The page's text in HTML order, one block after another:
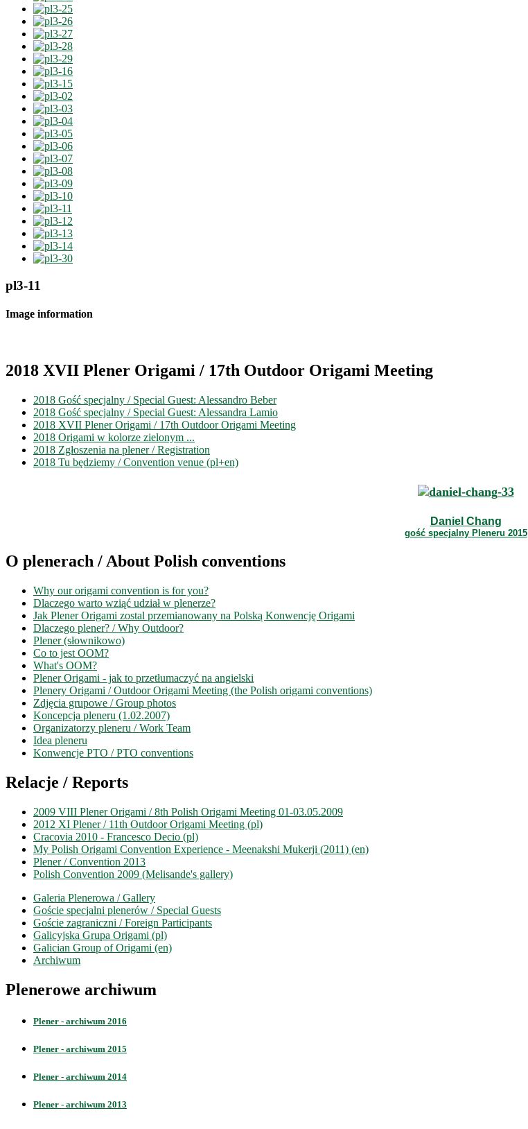
pl3-11
Image information
2018 XVII Plener Origami / 17th Outdoor Origami Meeting
2018 Gość specjalny / Special Guest: Alessandro Beber
2018 Gość specjalny / Special Guest: Alessandra Lamio
2018 XVII Plener Origami / 17th Outdoor Origami Meeting
2018 Origami w kolorze zielonym ...
2018 Zgłoszenia na plener / Registration
2018 Tu będziemy / Convention venue (pl+en)
Daniel Chang
gość specjalny Pleneru 2015
O plenerach / About Polish conventions
Why our origami convention is for you?
Dlaczego warto wziąć udział w plenerze?
Jak Plener Origami zostal przemianowany na Polską Konwencję Origami
Dlaczego plener? / Why Outdoor?
Plener (słownikowo)
Co to jest OOM?
What's OOM?
Plener Origami - jak to przetłumaczyć na angielski
Plenery Origami / Outdoor Origami Meeting (the Polish origami conventions)
Zdjęcia grupowe / Group photos
Koncepcja pleneru (1.02.2007)
Organizatorzy pleneru / Work Team
Idea pleneru
Konwencje PTO / PTO conventions
Relacje / Reports
2009 VIII Plener Origami / 8th Polish Origami Meeting 01-03.05.2009
2012 XI Plener / 11th Outdoor Origami Meeting (pl)
Cracovia 2010 - Francesco Decio (pl)
My Polish Origami Convention Experience - Meenakshi Mukerji (2011) (en)
Plener / Convention 2013
Polish Convention 2009 (Melisande's gallery)
Galeria Plenerowa / Gallery
Goście specjalni plenerów / Special Guests
Goście zagraniczni / Foreign Participants
Galicyjska Grupa Origami (pl)
Galician Group of Origami (en)
Archiwum
Plenerowe archiwum
Plener - archiwum 2016
Plener - archiwum 2015
Plener - archiwum 2014
Plener - archiwum 2013